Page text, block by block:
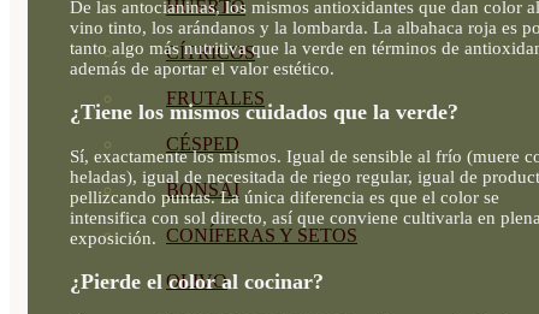
HUERTO
CÍTRICOS
FRUTALES
CÉSPED
BONSAI
CONÍFERAS Y SETOS
OLIVO
De las antocianinas, los mismos antioxidantes que dan color al
vino tinto, los arándanos y la lombarda. La albahaca roja es
tanto algo más nutritiva que la verde en términos de
además de aportar el valor estético.
¿Tiene los mismos cuidados que la verde?
Sí, exactamente los mismos. Igual de sensible al frío (muere
heladas), igual de necesitada de riego regular, igual de
pellizcando puntas. La única diferencia es que el color se
intensifica con sol directo, así que conviene cultivarla en
exposición.
¿Pierde el color al cocinar?